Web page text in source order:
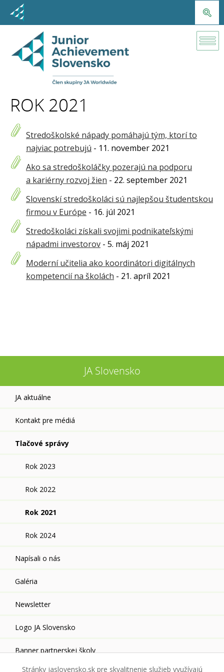
ROK 2021
Stredoškolské nápady pomáhajú tým, ktorí to
najviac potrebujú - 11. november 2021
Ako sa stredoškoláčky pozerajú na podporu
a kariérny rozvoj žien - 22. september 2021
Slovenskí stredoškoláci sú najlepšou študentskou
firmou v Európe - 16. júl 2021
Stredoškoláci získali svojimi podnikateľskými
nápadmi investorov - 5. máj 2021
Moderní učitelia ako koordinátori digitálnych
kompetencií na školách - 21. apríl 2021
JA Slovensko
JA aktuálne
Kontakt pre médiá
Tlačové správy
Rok 2023
Rok 2022
Rok 2021
Rok 2024
Napísali o nás
Galéria
Newsletter
Logo JA Slovensko
Banner partnerskej školy
Stránky jaslovensko.sk pre skvalitnenie služieb využívajú